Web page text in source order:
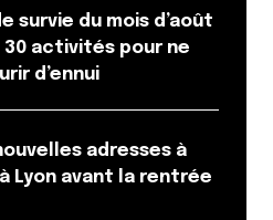
pour venir
important de trouver
le parc de la tête d’or
t-il d’autres endroits
la croix rousse?
survie du mois d’août
30 activités pour ne
d’ennui
adresses à
Lyon avant la rentrée